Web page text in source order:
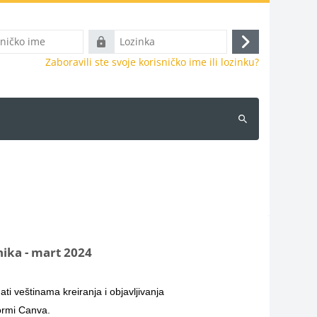
Lozinka
Prijava
Zaboravili ste svoje korisničko ime ili lozinku?
Pretraži
kurseve
- mart 2024
veštinama kreiranja i objavljivanja
Canva.